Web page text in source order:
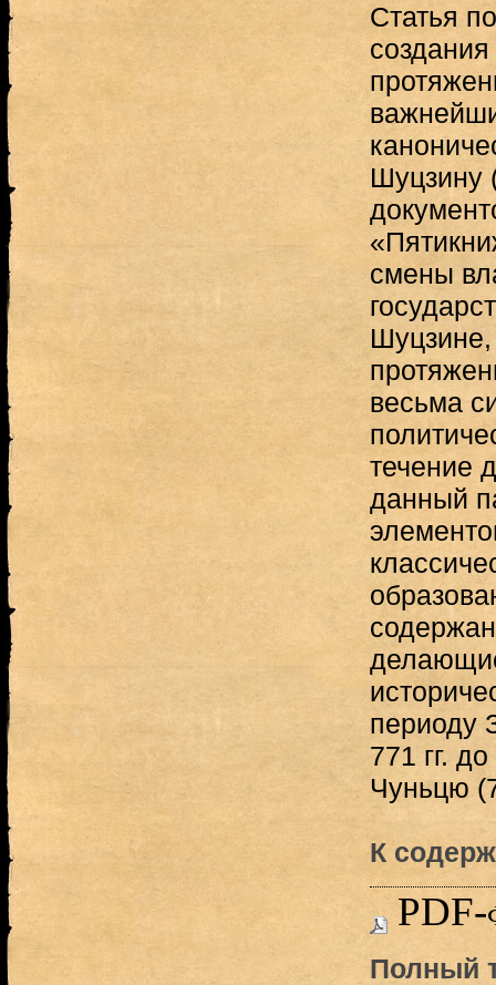
Статья
Шуцзину
смены
Шуцзине,
весьма
течение
данный
периоду
771 гг.
Чуньцю
К
PDF-
Полный